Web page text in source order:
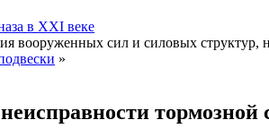
вооруженных сил и силовых структур,
»